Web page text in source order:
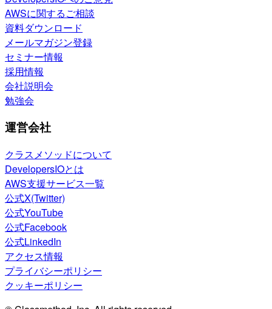
AWSに関するご相談
資料ダウンロード
メールマガジン登録
セミナー情報
採用情報
会社説明会
勉強会
運営会社
クラスメソッドについて
DevelopersIOとは
AWS支援サービス一覧
公式X(Twitter)
公式YouTube
公式Facebook
公式LinkedIn
アクセス情報
プライバシーポリシー
クッキーポリシー